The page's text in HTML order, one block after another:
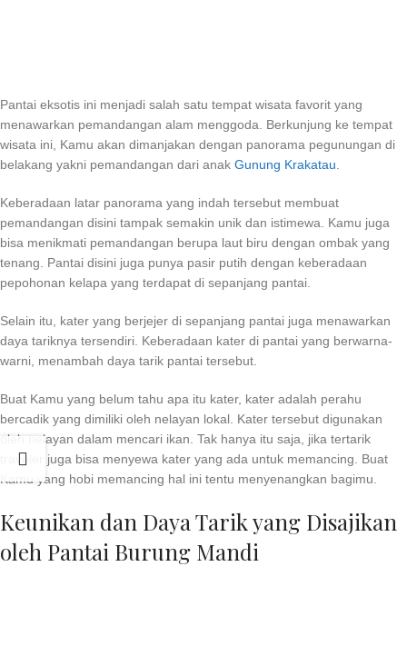
Pantai eksotis ini menjadi salah satu tempat wisata favorit yang
menawarkan pemandangan alam menggoda. Berkunjung ke tempat
wisata ini, Kamu akan dimanjakan dengan panorama pegunungan di
belakang yakni pemandangan dari anak Gunung Krakatau.
Keberadaan latar panorama yang indah tersebut membuat
pemandangan disini tampak semakin unik dan istimewa. Kamu juga
bisa menikmati pemandangan berupa laut biru dengan ombak yang
tenang. Pantai disini juga punya pasir putih dengan keberadaan
pepohonan kelapa yang terdapat di sepanjang pantai.
Selain itu, kater yang berjejer di sepanjang pantai juga menawarkan
daya tariknya tersendiri. Keberadaan kater di pantai yang berwarna-
warni, menambah daya tarik pantai tersebut.
Buat Kamu yang belum tahu apa itu kater, kater adalah perahu
bercadik yang dimiliki oleh nelayan lokal. Kater tersebut digunakan
oleh nelayan dalam mencari ikan. Tak hanya itu saja, jika tertarik
traveler juga bisa menyewa kater yang ada untuk memancing. Buat
Kamu yang hobi memancing hal ini tentu menyenangkan bagimu.
Keunikan dan Daya Tarik yang Disajikan
oleh Pantai Burung Mandi